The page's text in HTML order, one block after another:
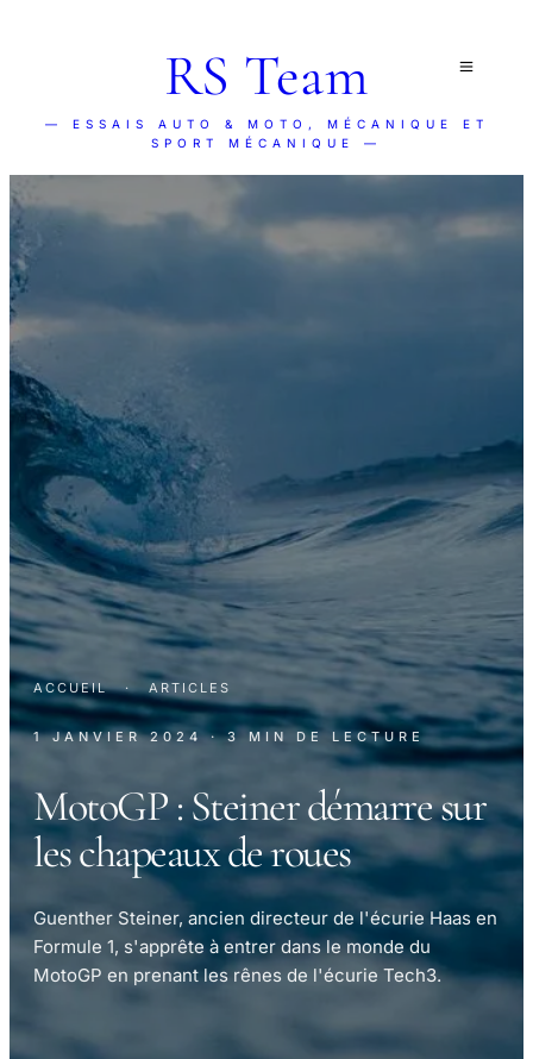
RS Team
— ESSAIS AUTO & MOTO, MÉCANIQUE ET
SPORT MÉCANIQUE —
ACCUEIL · ARTICLES
1 JANVIER 2024 · 3 MIN DE LECTURE
MotoGP : Steiner démarre sur
les chapeaux de roues
Guenther Steiner, ancien directeur de l'écurie Haas en
Formule 1, s'apprête à entrer dans le monde du
MotoGP en prenant les rênes de l'écurie Tech3.